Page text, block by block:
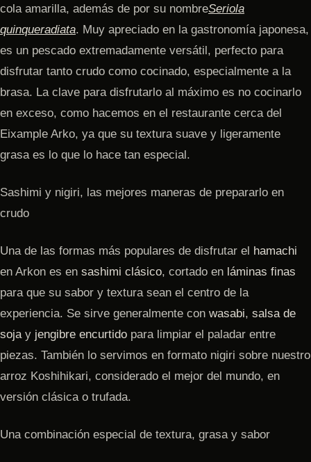
cola amarilla, además de por su nombreSeriola
quinqueradiata. Muy apreciado en la gastronomía japonesa,
es un pescado extremadamente versátil, perfecto para
disfrutar tanto crudo como cocinado, especialmente a la
brasa. La clave para disfrutarlo al máximo es no cocinarlo
en exceso, como hacemos en el restaurante cerca del
Eixample Arko, ya que su textura suave y ligeramente
grasa es lo que lo hace tan especial.
Sashimi y nigiri, las mejores maneras de prepararlo en
crudo
Una de las formas más populares de disfrutar el hamachi
en Arkon es en sashimi clásico, cortado en láminas finas
para que su sabor y textura sean el centro de la
experiencia. Se sirve generalmente con wasabi, salsa de
soja y jengibre encurtido para limpiar el paladar entre
piezas. También lo servimos en formato nigiri sobre nuestro
arroz Koshihikari, considerado el mejor del mundo, en
versión clásica o trufada.
Una combinación especial de textura, grasa y sabor